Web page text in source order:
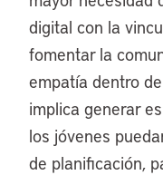
digital con la
fomentar la
empatía dentro
implica generar
los jóvenes
de planificación,